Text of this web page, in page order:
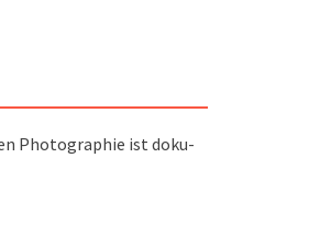
Pho­to­gra­phie ist do­ku­